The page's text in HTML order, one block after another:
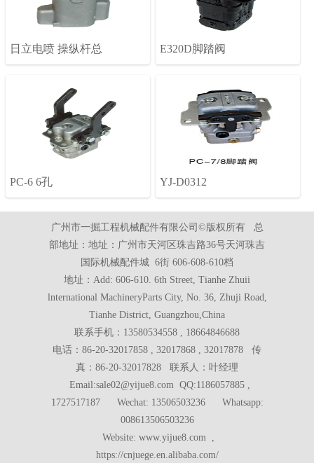
日立电喷 操纵杆总 E320D脚踏阀
PC-6 6孔 YJ-D0312
广州市一掘工程机械配件有限公司©版权所有 总
部地址：地址：广州市天河区珠吉路36号天河珠吉
国际机械配件城 6街 606-608-610档
地址：Add: 606-610. 6th Street, Tianhe Zhuii
lnternational MachineryParts City, No. 36, Zhuji Road,
Tianhe District, Guangzhou,China
联系手机：13580534558 , 18664846688
电话：86-20-32017858 , 32017868 , 32017878 传
真：86-20-32017828 联系人：叶经理
Email:sale02@yijue8.com QQ:1186057885 ,
1727517187 Wechat: 13506503236 Whatsapp:
008613506503236
Website: www.yijue8.com ,
https://cnjuege.en.alibaba.com/